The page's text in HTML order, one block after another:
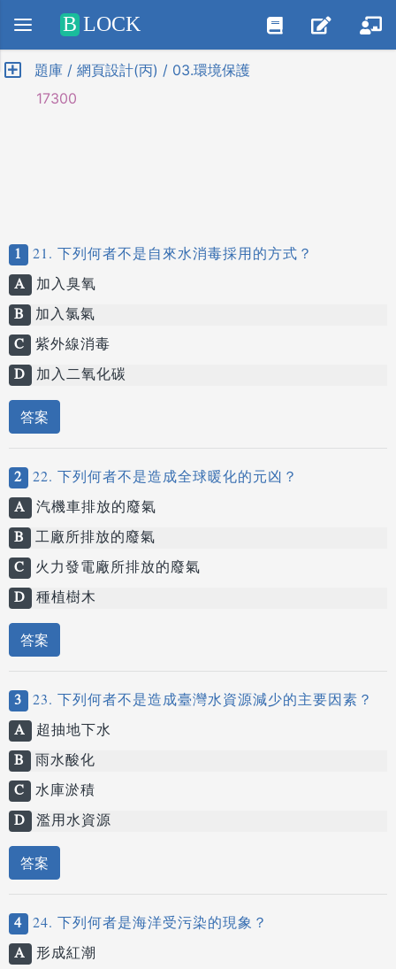
Positive SSL
B LOCK
題庫 / 網頁設計(丙) / 03.環境保護
17300
1 21. 下列何者不是自來水消毒採用的方式？
A 加入臭氧
B 加入氯氣
C 紫外線消毒
D 加入二氧化碳
答案
2 22. 下列何者不是造成全球暖化的元凶？
A 汽機車排放的廢氣
B 工廠所排放的廢氣
C 火力發電廠所排放的廢氣
D 種植樹木
答案
3 23. 下列何者不是造成臺灣水資源減少的主要因素？
A 超抽地下水
B 雨水酸化
C 水庫淤積
D 濫用水資源
答案
4 24. 下列何者是海洋受污染的現象？
A 形成紅潮